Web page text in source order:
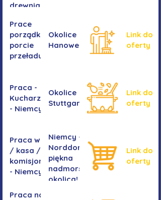
drewnianych
okiennych
Prace
porządkowe w
porcie
przeładunkowym
Okolice
Hanoweru
Link do
oferty
Praca -
Kucharz/kucharka
- Niemcy
Okolice
Stuttgartu
Link do
oferty
Praca w sklepie
/ kasa /
komisjonowanie
- Niemcy
Niemcy -
Norddorf -
piękna
nadmorska
okolica!
Link do
oferty
Praca na